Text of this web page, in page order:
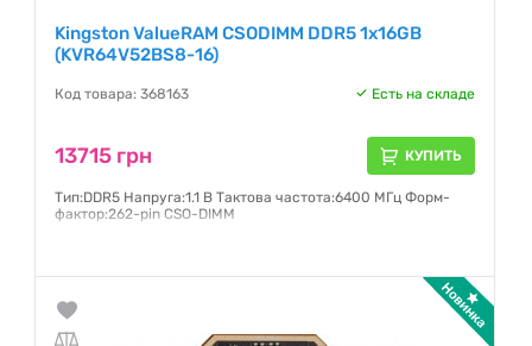
Kingston ValueRAM CSODIMM DDR5 1x16GB
(KVR64V52BS8-16)
Код товара: 368163 Есть на складе
13715 грн КУПИТЬ
Тип:DDR5 Напруга:1.1 В Тактова частота:6400 МГц Форм-
фактор:262-pin CSO-DIMM